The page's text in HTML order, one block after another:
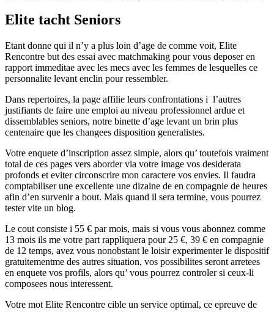
Elite tacht Seniors
Etant donne qui il n’y a plus loin d’age de comme voit, Elite
Rencontre but des essai avec matchmaking pour vous deposer en
rapport immeditae avec les mecs avec les femmes de lesquelles ce
personnalite levant enclin pour ressembler.
Dans repertoires, la page affilie leurs confrontations i l’autres
justifiants de faire une emploi au niveau professionnel ardue et
dissemblables seniors, notre binette d’age levant un brin plus
centenaire que les changees disposition generalistes.
Votre enquete d’inscription assez simple, alors qu’ toutefois vraiment
total de ces pages vers aborder via votre image vos desiderata
profonds et eviter circonscrire mon caractere vos envies. Il faudra
comptabiliser une excellente une dizaine de en compagnie de heures
afin d’en survenir a bout. Mais quand il sera termine, vous pourrez
tester vite un blog.
Le cout consiste i 55 € par mois, mais si vous vous abonnez comme
13 mois ils me votre part rappliquera pour 25 €, 39 € en compagnie
de 12 temps, avez vous nonobstant le loisir experimenter le dispositif
gratuitementme des autres situation, vos possibilites seront arretees
en enquete vos profils, alors qu’ vous pourrez controler si ceux-li
composees nous interessent.
Votre mot Elite Rencontre cible un service optimal, ce epreuve de